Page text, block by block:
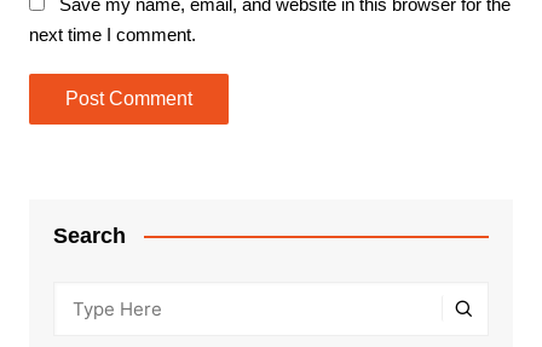
next time I comment.
Search